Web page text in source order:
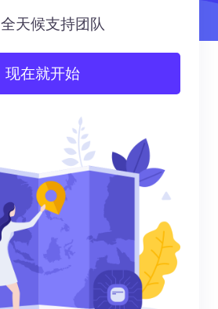
全天候支持团队
现在就开始